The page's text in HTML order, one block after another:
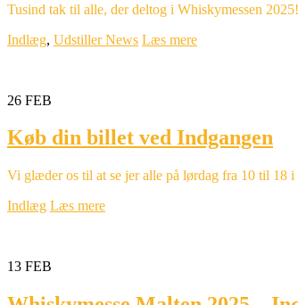
Tusind tak til alle, der deltog i Whiskymessen
Indlæg, Udstiller News Læs mere
26 FEB
Køb din billet ved Indgangen
Vi glæder os til at se jer alle på lørdag fra 10 til
Indlæg Læs mere
13 FEB